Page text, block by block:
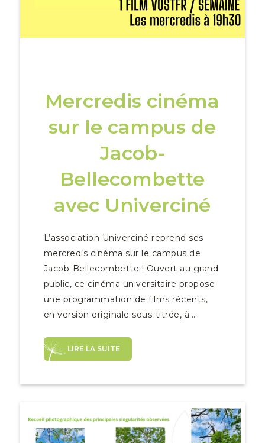
Mercredis cinéma
sur le campus de
Jacob-
Bellecombette
avec Univerciné
L’association Univerciné reprend ses
mercredis cinéma sur le campus de
Jacob-Bellecombette ! Ouvert au grand
public, ce cinéma universitaire propose
une programmation de films récents,
en version originale sous-titrée, à...
LIRE LA SUITE